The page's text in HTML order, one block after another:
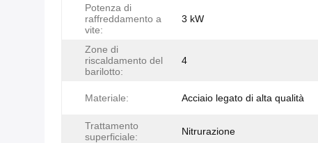
Potenza di
raffreddamento a
vite:
3 kW
Zone di
riscaldamento del
barilotto:
4
Materiale: Acciaio legato di alta qualità
Trattamento
superficiale:
Nitrurazione